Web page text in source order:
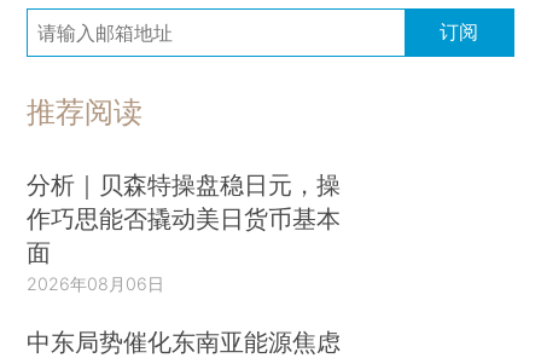
订阅
推荐阅读
分析｜贝森特操盘稳日元，操
作巧思能否撬动美日货币基本
面
2026年08月06日
中东局势催化东南亚能源焦虑